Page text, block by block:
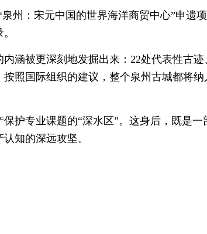
州：宋元中国的世界海洋商贸中心”申遗
涵被更深刻地发掘出来：22处代表性古迹
照国际组织的建议，整个泉州古城都将纳
护专业课题的“深水区”。这身后，既是一
知的深远攻坚。